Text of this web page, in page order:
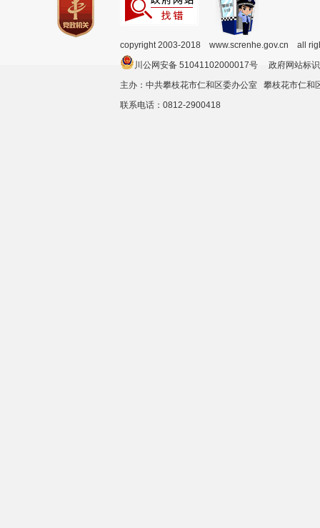
copyright 2003-2018 www.screnhe.gov.cn all
川公网安备 51041102000017号 政府网站
主办：中共攀枝花市仁和区委办公室 攀枝花市仁
联系电话：0812-2900418